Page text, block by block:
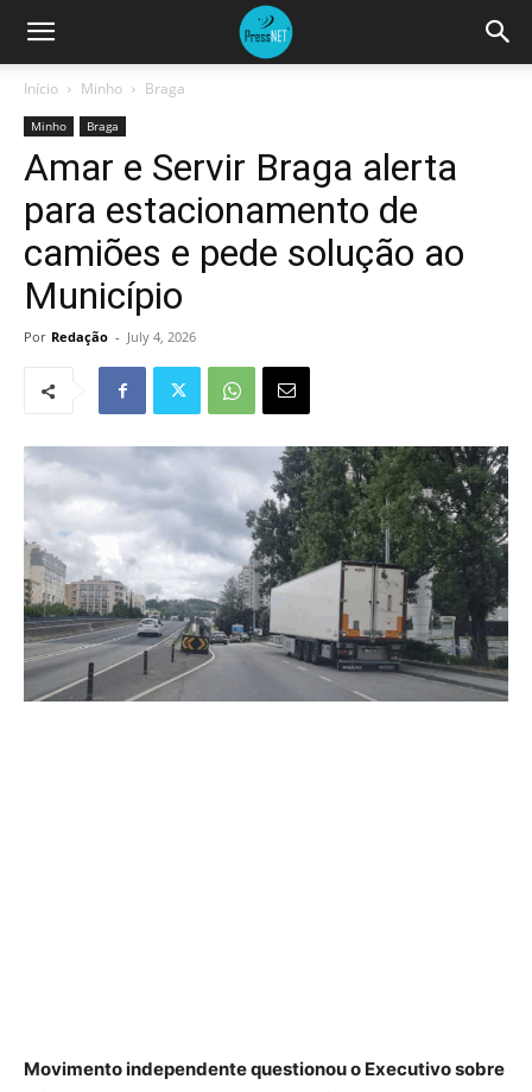
Início Minho Braga
Minho Braga
Amar e Servir Braga alerta
para estacionamento de
camiões e pede solução ao
Município
Por Redação - July 4, 2026
Movimento independente questionou o Executivo sobre